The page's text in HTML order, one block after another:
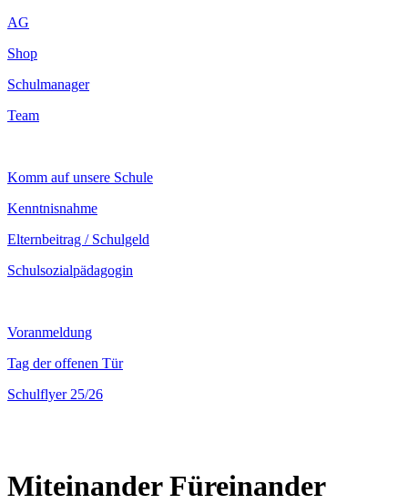
AG
Shop
Schulmanager
Team
Komm auf unsere Schule
Kenntnisnahme
Elternbeitrag / Schulgeld
Schulsozialpädagogin
Voranmeldung
Tag der offenen Tür
Schulflyer 25/26
Miteinander Füreinander